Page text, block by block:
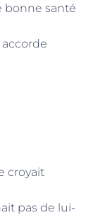
bonne santé
accorde
croyait
pas de lui-